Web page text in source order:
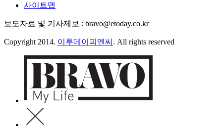
사이트맵
보도자료 및 기사제보 : bravo@etoday.co.kr
Copyright 2014. 이투데이피엔씨 . All rights reserved